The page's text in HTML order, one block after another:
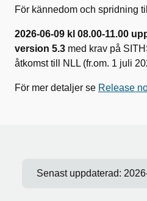
För kännedom och spridning
2026-06-09 kl 08.00-11.00
version 5.3 med krav på
åtkomst till NLL (fr.om. 1 juli
För mer detaljer se Release
Senast uppdaterad: